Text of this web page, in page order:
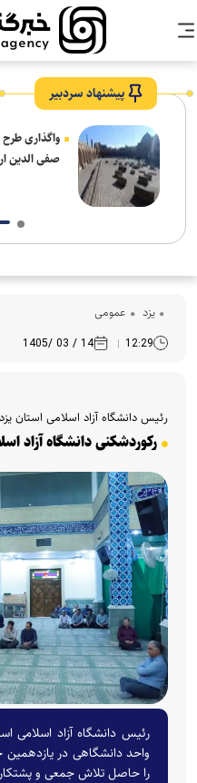
پیشنهاد سردبیر
واگذاری
صفی الدین
یزد عمومی
12:29
14 / 03 /1405
رئیس دانشگاه آزاد اسلامی استان
رکوردشکنی دانشگاه آزاد
رئیس دانشگاه آزاد اسلامی
واحد دانشگاهی در یازدهمین
را حاصل تلاش جمعی و